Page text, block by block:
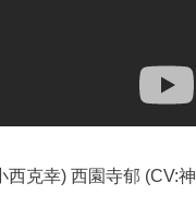
西克幸) 西園寺郁 (CV:神